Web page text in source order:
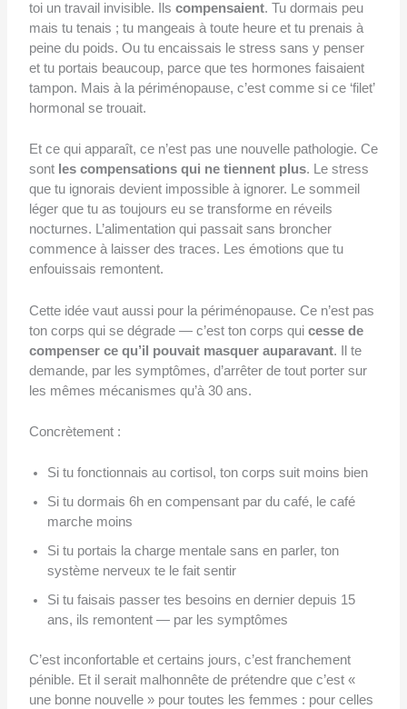
toi un travail invisible. Ils compensaient. Tu dormais peu
mais tu tenais ; tu mangeais à toute heure et tu prenais à
peine du poids. Ou tu encaissais le stress sans y penser
et tu portais beaucoup, parce que tes hormones faisaient
tampon. Mais à la périménopause, c’est comme si ce ‘filet’
hormonal se trouait.
Et ce qui apparaît, ce n’est pas une nouvelle pathologie. Ce
sont les compensations qui ne tiennent plus. Le stress
que tu ignorais devient impossible à ignorer. Le sommeil
léger que tu as toujours eu se transforme en réveils
nocturnes. L’alimentation qui passait sans broncher
commence à laisser des traces. Les émotions que tu
enfouissais remontent.
Cette idée vaut aussi pour la périménopause. Ce n’est pas
ton corps qui se dégrade — c’est ton corps qui cesse de
compenser ce qu’il pouvait masquer auparavant. Il te
demande, par les symptômes, d’arrêter de tout porter sur
les mêmes mécanismes qu’à 30 ans.
Concrètement :
Si tu fonctionnais au cortisol, ton corps suit moins bien
Si tu dormais 6h en compensant par du café, le café
marche moins
Si tu portais la charge mentale sans en parler, ton
système nerveux te le fait sentir
Si tu faisais passer tes besoins en dernier depuis 15
ans, ils remontent — par les symptômes
C’est inconfortable et certains jours, c’est franchement
pénible. Et il serait malhonnête de prétendre que c’est «
une bonne nouvelle » pour toutes les femmes : pour celles